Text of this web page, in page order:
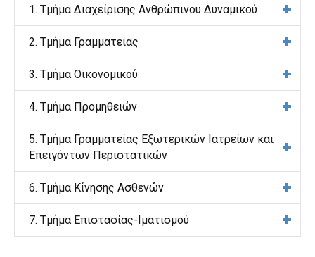
1. Τμήμα Διαχείρισης Ανθρώπινου Δυναμικού
2. Τμήμα Γραμματείας
3. Τμήμα Οικονομικού
4. Τμήμα Προμηθειών
5. Τμήμα Γραμματείας Εξωτερικών Ιατρείων και
Επειγόντων Περιστατικών
6. Τμήμα Κίνησης Ασθενών
7. Τμήμα Επιστασίας-Ιματισμού